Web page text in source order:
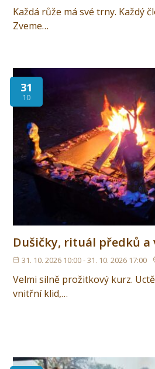
Každá růže má své trny. Každý
Zveme…
31
10
Dušičky, rituál předků a
31. 10. 2026 10:00 - 31. 10. 2026 17:00
Velmi silně prožitkový kurz.
vnitřní klid,…